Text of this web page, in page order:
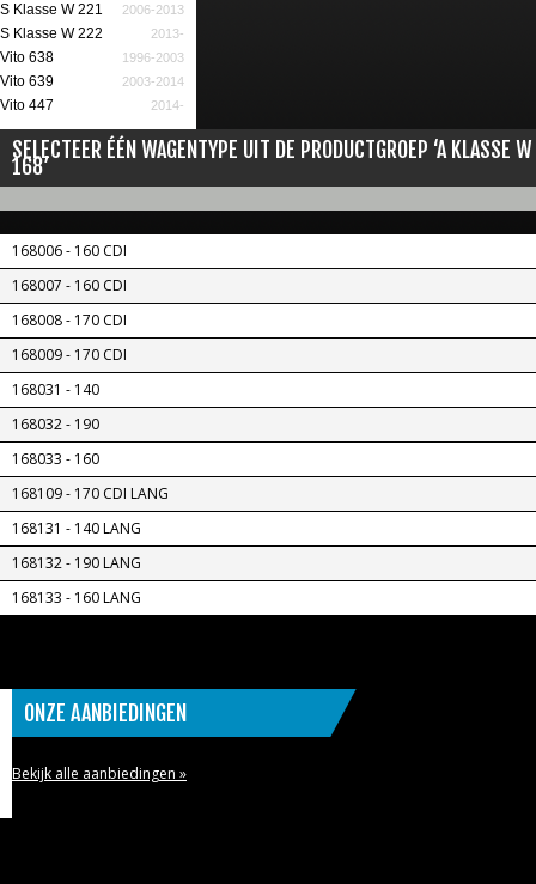
S Klasse W 221 2006-2013
S Klasse W 222 2013-
Vito 638 1996-2003
Vito 639 2003-2014
Vito 447 2014-
SELECTEER ÉÉN WAGENTYPE UIT DE PRODUCTGROEP ‘A KLASSE W
168’
168006 - 160 CDI
168007 - 160 CDI
168008 - 170 CDI
168009 - 170 CDI
168031 - 140
168032 - 190
168033 - 160
168109 - 170 CDI LANG
168131 - 140 LANG
168132 - 190 LANG
168133 - 160 LANG
ONZE AANBIEDINGEN
Bekijk alle aanbiedingen »